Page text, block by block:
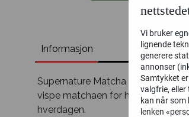
Informasjon
Supernature Matcha visp i
vispe matchaen for hånd og gir
hverdagen.
Vi bruker
lignende
generere
annonser
Samtykket
valgfrie, eller
kan når som
lenken